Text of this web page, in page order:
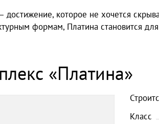
которое не хочется
формам, Платина становится
«Платина»
Класс